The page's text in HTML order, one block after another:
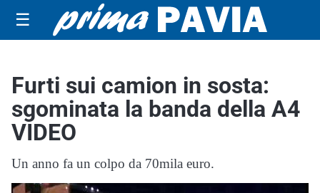
☰
Furti sui camion in sosta:
sgominata la banda della A4
VIDEO
Un anno fa un colpo da 70mila euro.